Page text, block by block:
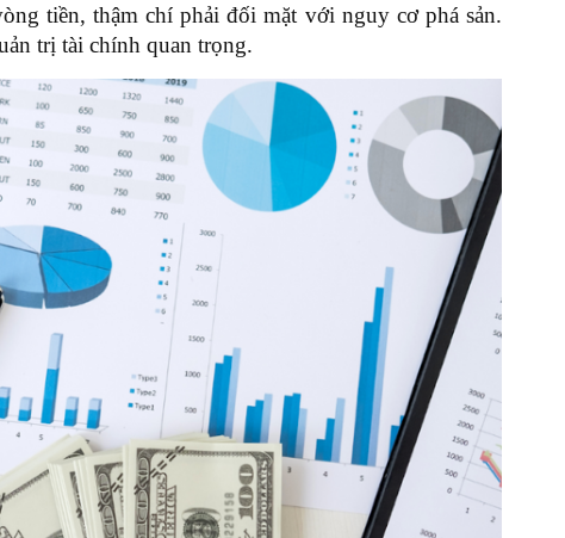
tiền, thậm chí phải đối mặt với nguy cơ phá sản.
trị tài chính quan trọng.